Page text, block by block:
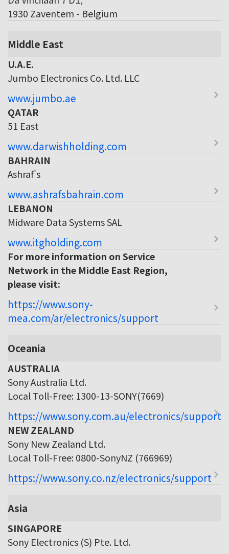
1930 Zaventem - Belgium
Middle East
U.A.E.
Jumbo Electronics Co. Ltd. LLC
www.jumbo.ae
QATAR
51 East
www.darwishholding.com
BAHRAIN
Ashraf's
www.ashrafsbahrain.com
LEBANON
Midware Data Systems SAL
www.itgholding.com
For more information on Service
Network in the Middle East Region,
please visit:
https://www.sony-
mea.com/ar/electronics/support
Oceania
AUSTRALIA
Sony Australia Ltd.
Local Toll-Free: 1300-13-SONY(7669)
https://www.sony.com.au/electronics/support
NEW ZEALAND
Sony New Zealand Ltd.
Local Toll-Free: 0800-SonyNZ (766969)
https://www.sony.co.nz/electronics/support
Asia
SINGAPORE
Sony Electronics (S) Pte. Ltd.